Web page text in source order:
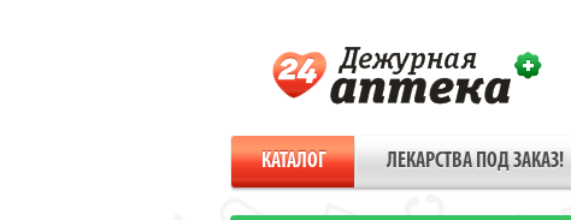
КАТАЛОГ ЛЕКАРСТВА ПОД ЗАКАЗ!